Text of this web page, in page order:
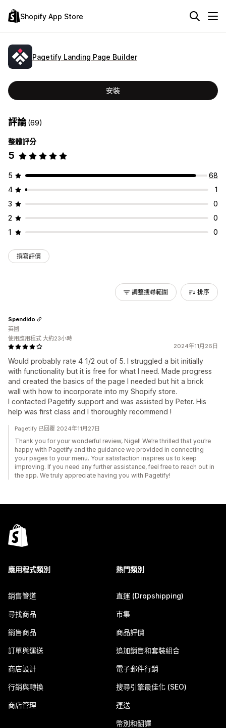
Shopify App Store
Pagetify Landing Page Builder
安裝
評論(69)
整體評分
5
5
68
4
1
3
0
2
0
1
0
撰寫評價
調整搜尋範圍 排序
2024年11月26日
Would probably rate 4 1/2 out of 5. I struggled a bit initially
with functionality but it is free for what I need. Made progress
and created the basics of the page I needed but hit a brick
wall with how to incorporate into my Shopify store.
I contacted Pagetify support and was assisted by Peter. His
help was first class and I thoroughly recommend !
Spendido
英國
使用應用程式 大約23小時
Pagetify 已回覆 2024年11月27日
Thank you for your wonderful review, Nigel! We’re thrilled that you’re
happy with Pagetify and the guidance we provided in connecting
your pages to your menu. Your satisfaction inspires us to keep
improving. If you need any further assistance, feel free to reach out in
the app. We truly appreciate having you with Pagetify!
應用程式類別
銷售管道
尋找商品
銷售商品
訂單與運送
商店設計
行銷與轉換
商店管理
熱門類別
直運 (Dropshipping)
市集
商品評價
追加銷售和套裝組合
電子郵件行銷
搜尋引擎最佳化 (SEO)
運送
幣別和翻譯